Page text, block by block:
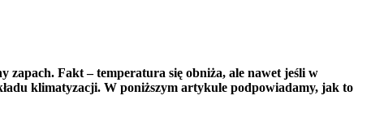
zapach. Fakt – temperatura się obniża, ale nawet jeśli w
klimatyzacji. W poniższym artykule podpowiadamy, jak to